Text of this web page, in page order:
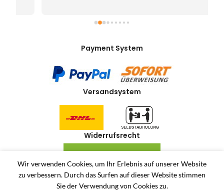
Payment System
Versandsystem
Widerrufsrecht
Allerlei-Online 2024Dienstleistungen Häuser. Antiquitäten und Second Hand
Produkte Online Shop.
Wir verwenden Cookies, um Ihr Erlebnis auf unserer Website
zu verbessern. Durch das Surfen auf dieser Website stimmen
Sie der Verwendung von Cookies zu.